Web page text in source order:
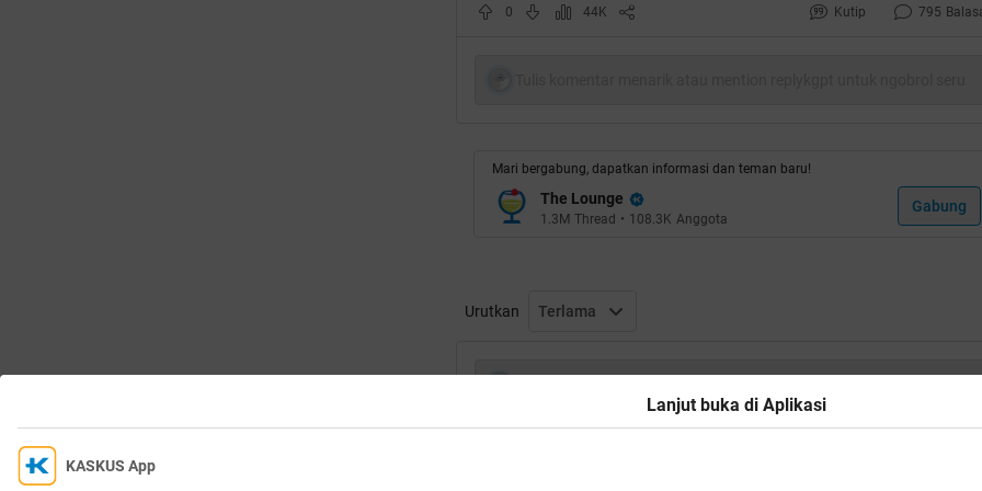
0 44K Kutip 795
Mari bergabung, dapatkan informasi dan teman baru!
The Lounge
1.3M Thread • 108.3K Anggota
Gabung
Urutkan Terlama
Lanjut buka di Aplikasi
KASKUS App